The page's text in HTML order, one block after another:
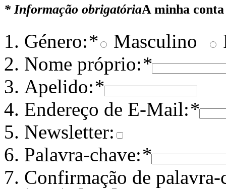
* Informação obrigatóriaA minha conta
Género:* Masculino
Nome próprio:*
Apelido:*
Endereço de E-Mail:*
Newsletter:
Palavra-chave:*
Confirmação de palavra-